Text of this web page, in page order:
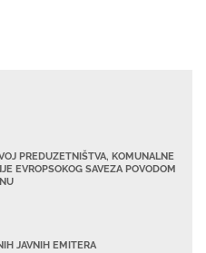
PREDUZETNIŠTVA, KOMUNALNE
EVROPSOKOG SAVEZA POVODOM
JAVNIH EMITERA